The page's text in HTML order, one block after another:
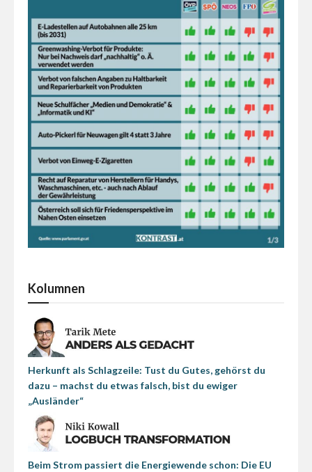
Kolumnen
Herkunft als Schlagzeile: Tust du Gutes, gehörst du
dazu – machst du etwas falsch, bist du ewiger
„Ausländer“
Beim Strom passiert die Energiewende schon: Die EU